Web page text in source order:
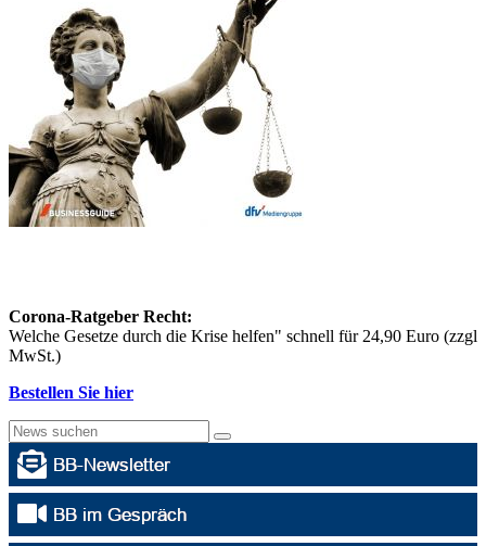
Corona-Ratgeber Recht:
Welche Gesetze durch die Krise helfen" schnell für 24,90 Euro (zzgl
MwSt.)
Bestellen Sie hier